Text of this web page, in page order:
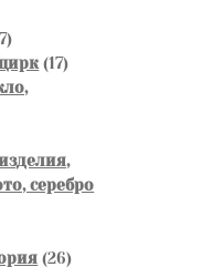
77
товаров
1717
серебро
2626